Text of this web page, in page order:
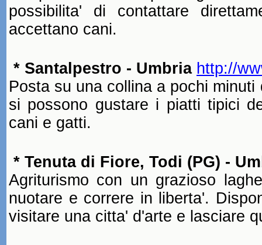
possibilita' di contattare
accettano cani.
* Santalpestro - Umbria http://
Posta su una collina a pochi
si possono gustare i piatti tipici
cani e gatti.
* Tenuta di Fiore, Todi (PG) -
Agriturismo con un grazioso
nuotare e correre in liberta'.
visitare una citta' d'arte e lasciare